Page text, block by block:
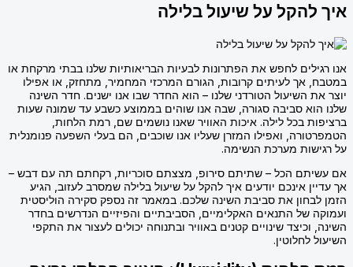
איך להקל על שיעול בלילה
אנו רגילים לחפש את הפתרונות לבעיות הבריאותיות שלנו בבתי מרקחת או
במטבח, אך לעיתים קרובות, הגורם המרכזי המחמיר, מתחזק, או אפילו
יוצר את השיעול הטורדני שלנו – הוא החדר שבו אנו ישנים. חדר השינה
שלנו הוא סביבה סגורה, שבה אנו שוהים בממוצע כשבע עד שמונה שעות
ברציפות בכל לילה. איכות האוויר שאנו נושמים שם, רמת הלחות,
הטמפרטורה, ואפילו המזרן שעליו אנו שוכבים, הם בעלי השפעה פנומנלית
על רגישות מערכת הנשימה.
אם עשיתם הכל – שתיתם סירופ, מצצתם סוכריות, רקחתם תה עם דבש –
אך עדיין אינכם יודעים איך להקל על שיעול בלילה שמסרב לעזוב, הגיע
הזמן לבחון את סביבת השינה שלכם. במאמר זה נספק סקירה הוליסטית
ועמוקה של התנאים האקלימיים, הסביבתיים והפיזיים הנדרשים בחדר
השינה, וכיצד שינויים קטנים באוויר ובתנוחה יכולים לעצור את התקפי
השיעול לחלוטין.